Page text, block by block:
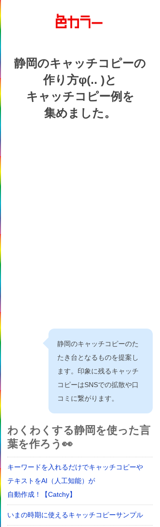
静岡のキャッチコピーの
作り方φ(.. )と
キャッチコピー例を
集めました。
静岡のキャッチコピーのた
たき台となるものを提案し
ます。印象に残るキャッチ
コピーはSNSでの拡散や口
コミに繋がります。
わくわくする静岡を使った言
葉を作ろう👀
キーワードを入れるだけでキャッチコピーや
テキストをAI（人工知能）が
自動作成！【Catchy】
いまの時期に使えるキャッチコピーサンプル